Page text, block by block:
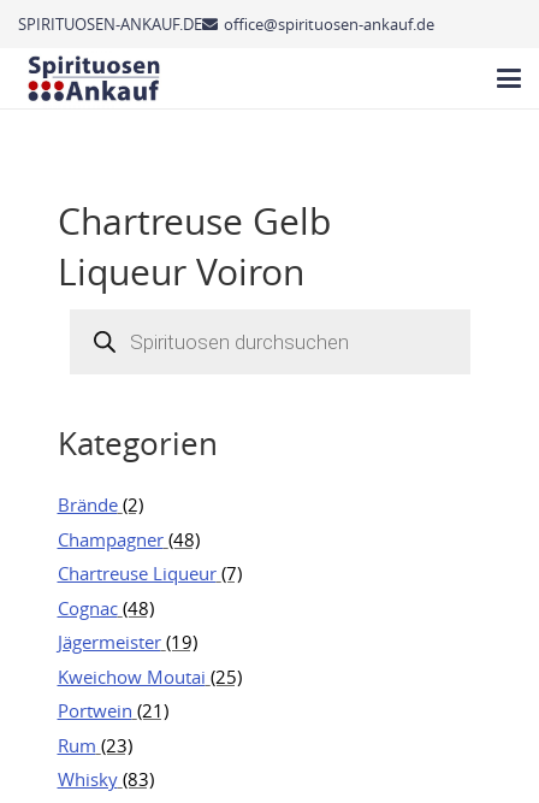
SPIRITUOSEN-ANKAUF.DE office@spirituosen-ankauf.de
Chartreuse Gelb
Liqueur Voiron
search
Kategorien
Brände (2)
Champagner (48)
Chartreuse Liqueur (7)
Cognac (48)
Jägermeister (19)
Kweichow Moutai (25)
Portwein (21)
Rum (23)
Whisky (83)